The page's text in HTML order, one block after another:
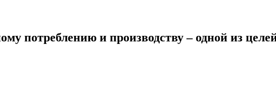
потреблению и производству – одной из